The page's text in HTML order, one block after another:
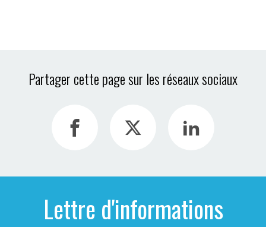
Partager cette page sur les réseaux sociaux
Lettre d'informations